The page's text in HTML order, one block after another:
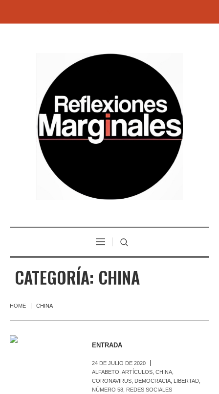
CATEGORÍA: CHINA
HOME CHINA
ENTRADA
24 DE JULIO DE 2020
ALFABETO ,ARTÍCULOS ,CHINA
CORONAVIRUS DEMOCRACIA LIBERTAD
NÚMERO 58 REDES SOCIALES